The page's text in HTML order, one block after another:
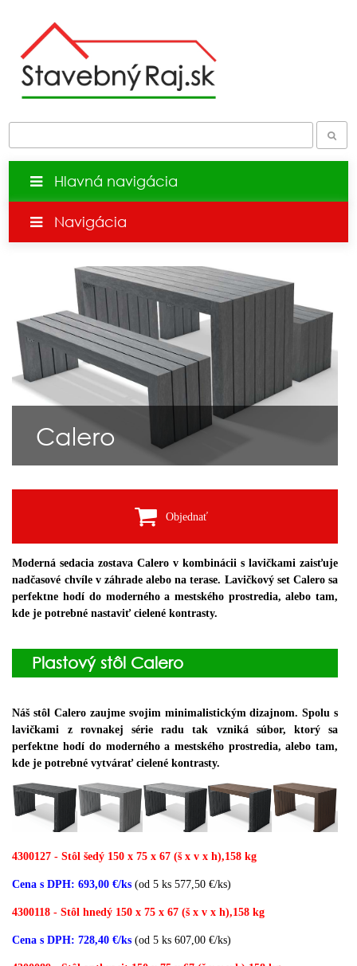
Hlavná navigácia
Navigácia
Calero
Objednať
Moderná sedacia zostava Calero v kombinácii s lavičkami zaisťuje
nadčasové chvíle v záhrade alebo na terase. Lavičkový set Calero sa
perfektne hodí do moderného a mestského prostredia, alebo tam,
kde je potrebné nastaviť cielené kontrasty.
Plastový stôl Calero
Náš stôl Calero zaujme svojim minimalistickým dizajnom. Spolu s
lavičkami z rovnakej série radu tak vzniká súbor, ktorý sa
perfektne hodí do moderného a mestského prostredia, alebo tam,
kde je potrebné vytvárať cielené kontrasty.
4300127 - Stôl šedý 150 x 75 x 67 (š x v x h),158 kg
Cena s DPH: 693,00 €/ks(od 5 ks 577,50 €/ks)
4300118 - Stôl hnedý 150 x 75 x 67 (š x v x h),158 kg
Cena s DPH: 728,40 €/ks(od 5 ks 607,00 €/ks)